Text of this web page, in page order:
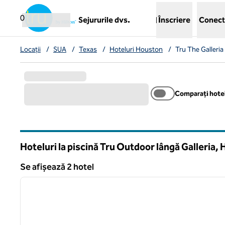
Salt la conținut
0
Sejururile dvs. Înscriere
Locații / SUA / Texas / Hoteluri Houston / Tru The
Comparați
Hoteluri la piscină Tru Outdoor lângă Galleria,
Se afișează 2 hotel
Se afișează 2 hotel
1 din 13